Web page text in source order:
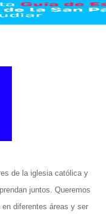
de la iglesia católica y
juntos. Queremos
diferentes áreas y ser